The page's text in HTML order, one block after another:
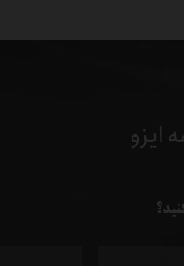
ایزو